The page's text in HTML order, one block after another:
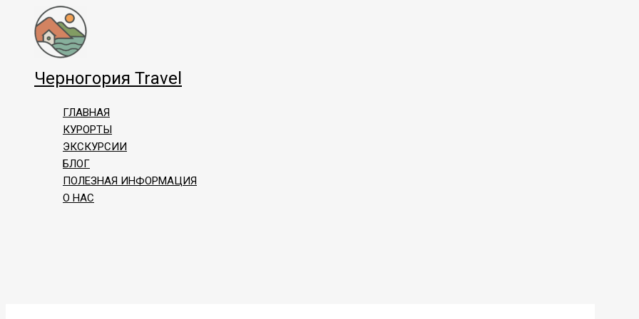
Перейти
содержимому
Черногория Travel
ГЛАВНАЯ
КУРОРТЫ
ЭКСКУРСИИ
БЛОГ
ПОЛЕЗНАЯ ИНФОРМАЦИЯ
О НАС